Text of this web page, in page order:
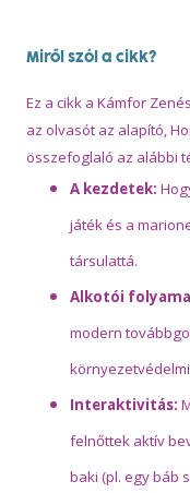
Miről szól a cikk?
Ez a cikk a Kámfor
az olvasót az alapító,
összefoglaló az alábbi
A kezdetek:
játék és a
társulattá.
Alkotói
modern
Interaktivitás:
felnőttek aktív
baki (pl. egy báb